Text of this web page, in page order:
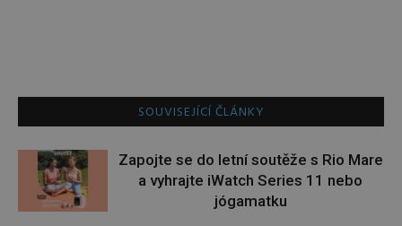
SOUVISEJÍCÍ ČLÁNKY
Zapojte se do letní soutěže s Rio Mare
a vyhrajte iWatch Series 11 nebo
jógamatku